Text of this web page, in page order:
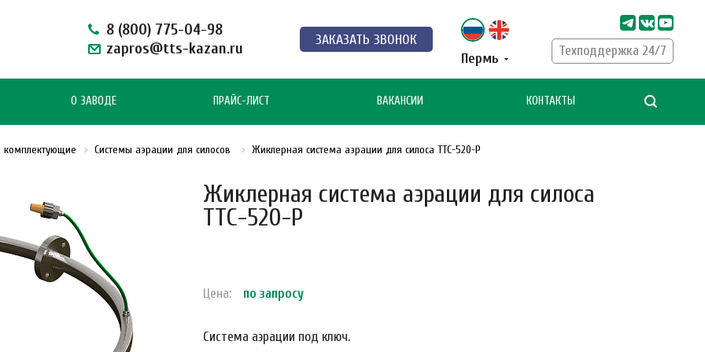
8 (800) 775-04-98
zapros@tts-kazan.ru
ЗАКАЗАТЬ ЗВОНОК
Пермь
Техподдержка 24/7
О ЗАВОДЕ ПРАЙС-ЛИСТ ВАКАНСИИ КОНТАКТЫ
комплектующие Системы аэрации для силосов Жиклерная система аэрации для силоса ТТС-520-Р
Жиклерная система аэрации для силоса
ТТС-520-Р
Цена: по запросу
Система аэрации под ключ.